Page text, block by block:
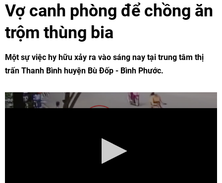
Vợ canh phòng để chồng ăn
trộm thùng bia
Một sự việc hy hữu xảy ra vào sáng nay tại trung tâm thị
trấn Thanh Bình huyện Bù Đốp - Bình Phước.